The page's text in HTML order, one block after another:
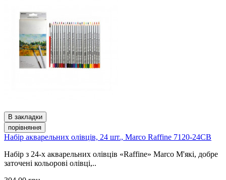
В закладки
порівняння
Набір акварельних олівців, 24 шт., Marco Raffine 7120-24CB
Набір з 24-х акварельних олівців «Raffine» Marco М'які, добре
заточені кольорові олівці,..